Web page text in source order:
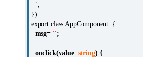
`,
})
export class AppComponent {
msg= '';
onclick(value: string) {